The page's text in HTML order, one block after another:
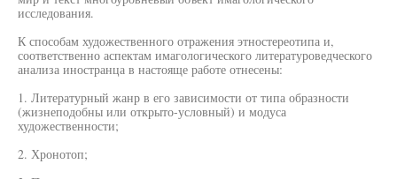
исследования.
К способам художественного отражения этностереотипа и,
соответственно аспектам имагологического литературоведческого
анализа иностранца в настояще работе отнесены:
1. Литературный жанр в его зависимости от типа образности
(жизнеподобны или открыто-условный) и модуса
художественности;
2. Хронотоп;